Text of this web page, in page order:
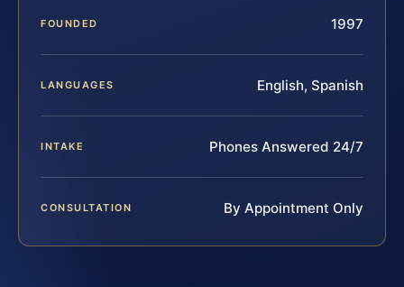
FOUNDED 1997
LANGUAGES English, Spanish
INTAKE Phones Answered 24/7
CONSULTATION By Appointment Only